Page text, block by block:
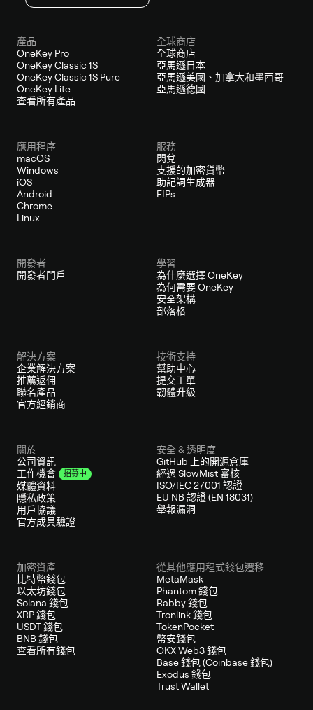
產品
OneKey Pro
OneKey Classic 1S
OneKey Classic 1S Pure
OneKey Lite
查看所有產品
全球商店
全球商店
亞馬遜日本
亞馬遜美國、加拿大和墨西哥
亞馬遜德國
應用程序
macOS
Windows
iOS
Android
Chrome
Linux
服務
閃兌
支援的加密貨幣
助記詞生成器
EIPs
開發者
開發者門戶
學習
為什麼選擇 OneKey
為何需要 OneKey
安全架構
部落格
解決方案
企業解決方案
推薦返佣
聯名產品
官方經銷商
技術支持
幫助中心
提交工單
韌體升級
關於
公司資訊
工作機會
招募中
媒體資料
隱私政策
用戶協議
官方成員驗證
安全 & 透明度
GitHub 上的開源倉庫
經過 SlowMist 審核
ISO/IEC 27001 認證
EU NB 認證 (EN 18031)
舉報漏洞
加密資產
比特幣錢包
以太坊錢包
Solana 錢包
XRP 錢包
USDT 錢包
BNB 錢包
查看所有錢包
從其他應用程式錢包遷移
MetaMask
Phantom 錢包
Rabby 錢包
Tronlink 錢包
TokenPocket
幣安錢包
OKX Web3 錢包
Base 錢包 (Coinbase 錢包)
Exodus 錢包
Trust Wallet